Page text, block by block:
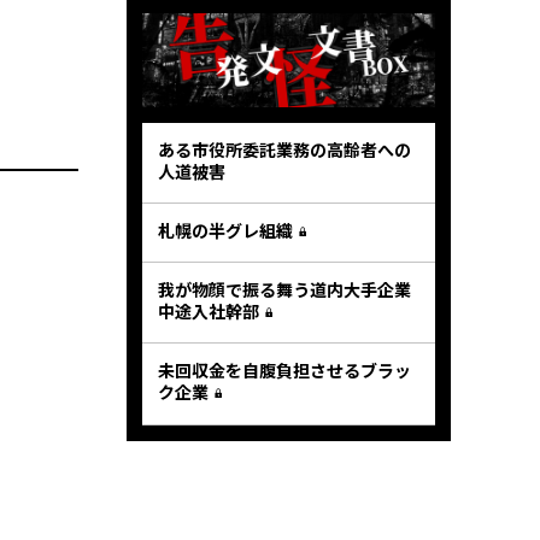
ある市役所委託業務の高齢者への
人道被害
札幌の半グレ組織
我が物顔で振る舞う道内大手企業
中途入社幹部
未回収金を自腹負担させるブラッ
ク企業